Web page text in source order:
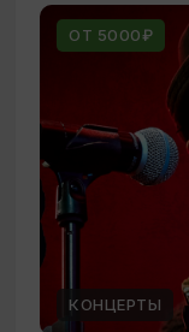
ОТ 5000₽
КОНЦЕРТЫ